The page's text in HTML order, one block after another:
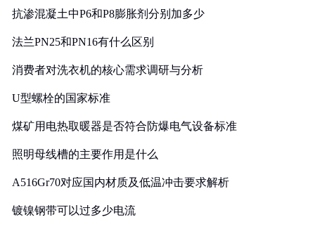
抗渗混凝土中P6和P8膨胀剂分别加多少
法兰PN25和PN16有什么区别
消费者对洗衣机的核心需求调研与分析
U型螺栓的国家标准
煤矿用电热取暖器是否符合防爆电气设备标准
照明母线槽的主要作用是什么
A516Gr70对应国内材质及低温冲击要求解析
镀镍钢带可以过多少电流